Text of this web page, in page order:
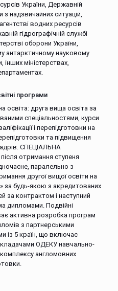
України, Державній
з надзвичайних ситуацій,
водних ресурсів
гідрографічній службі
оборони України,
антарктичному науковому
інших міністерствах,
програми
освіта: друга вища освіта за
спеціальностями, курси
і перепідготовки на
та підвищення
СПЕЦІАЛЬНА
отримання ступеня
паралельно з
другої вищої освіти на
за будь-якою з акредитованих
за контрактом і наступний
дипломами. Подвійні
активна розробка програм
з партнерськими
із 5 країн, що включає
ОДЕКУ навчально-
англомовних